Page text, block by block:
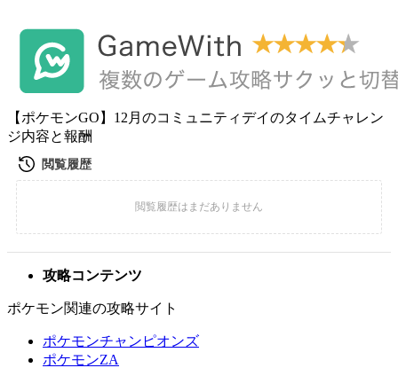
【ポケモンGO】12月のコミュニティデイのタイムチャレン
ジ内容と報酬
攻略コンテンツ
ポケモン関連の攻略サイト
ポケモンチャンピオンズ
ポケモンZA